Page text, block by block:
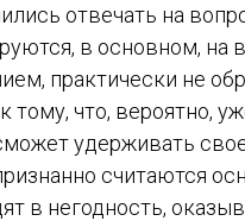
отвечать на
в основном, на
практически не
что, вероятно,
удерживать
считаются
в негодность,